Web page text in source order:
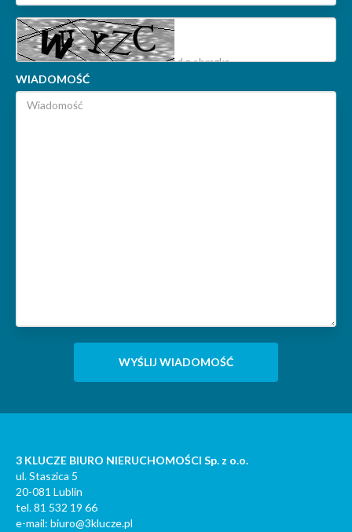
WIADOMOŚĆ
3 KLUCZE BIURO NIERUCHOMOŚCI Sp. z o.o.
ul. Staszica 5
20-081 Lublin
tel. 81 532 19 66
e-mail: biuro@3klucze.pl